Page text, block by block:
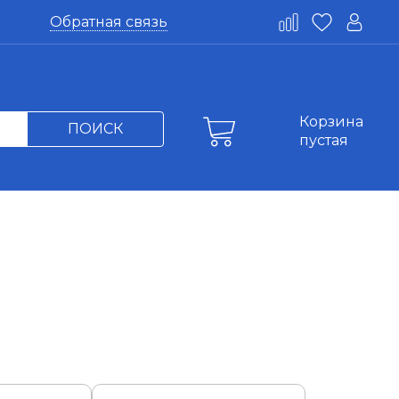
Обратная связь
ПОИСК
Корзина
пустая